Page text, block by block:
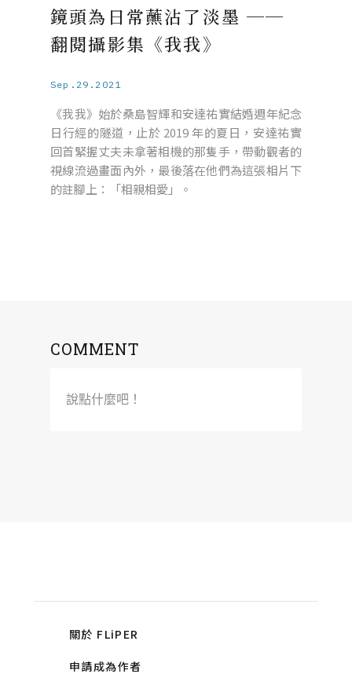
鏡頭為日常蘸沾了淡墨 ──
翻閱攝影集《我我》
Sep.29.2021
《我我》始於桑島智輝和安達祐實結婚週年紀念
日行經的隧道，止於 2019 年的夏日，安達祐實
回首緊握丈夫未拿著相機的那隻手，帶動觀者的
視線流過畫面內外，最後落在他們為這張相片下
的註腳上：「相親相愛」。
COMMENT
說點什麼吧！
關於 FLiPER
申請成為作者